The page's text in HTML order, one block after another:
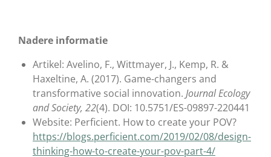
Nadere informatie
Artikel: Avelino, F., Wittmayer, J., Kemp, R. &
Haxeltine, A. (2017). Game-changers and
transformative social innovation. Journal Ecology
and Society, 22(4). DOI: 10.5751/ES-09897-220441
Website: Perficient. How to create your POV?
https://blogs.perficient.com/2019/02/08/design-
thinking-how-to-create-your-pov-part-4/